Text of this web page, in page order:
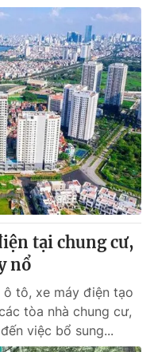
tại chung cư,
nổ
ô tô, xe máy điện tạo
tòa nhà chung cư,
việc bổ sung...